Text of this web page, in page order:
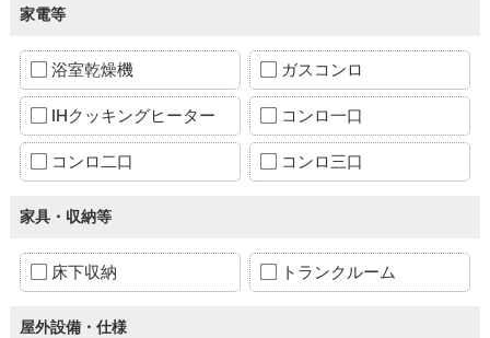
家電等
浴室乾燥機 ガスコンロ
IHクッキングヒーター コンロ一口
コンロ二口 コンロ三口
家具・収納等
床下収納 トランクルーム
屋外設備・仕様